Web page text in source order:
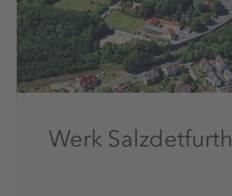
Werk Salzdetfurth